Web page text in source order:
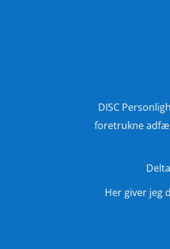
DISC
foretrukne
Her giver jeg